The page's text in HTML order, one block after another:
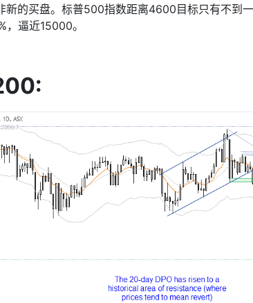
新的买盘。标普500指数距离4600 目标只有不到
，逼近15000。